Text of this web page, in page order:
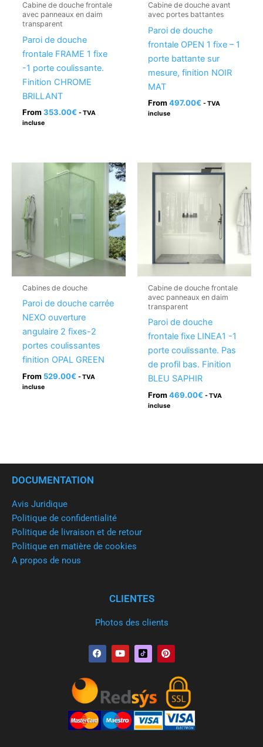
Cabine de douche frontale
avec panneaux en daim
transparent
Paroi de douche
frontale FRAME 1 fixe
-1 porte coulissante.
Finition CHROME
BRILLANT
From 353.00€ - TVA
incluse
Cabine de douche avant
avec portes battantes
Paroi de douche
frontale OPEN 1 fixe – 1
porte battante sur
mesure, finition NOIR
MAT
From 497.00€ - TVA
incluse
Cabines de douche
Paroi de douche carrée
NEXO ouverture
angulaire 2 fixes-2
portes coulissantes
finition OPAL GREEN
From 529.00€ - TVA
incluse
Cabine de douche frontale
avec panneaux en daim
transparent
Paroi de douche
frontale fixe LINEA1 -1
porte coulissante. Pas
de profil bas. Finition
BLEU SAPHIR
From 469.00€ - TVA
incluse
DOCUMENTATION
Avis Juridique
Politique de confidentialité
Politique de livraison et de retour
Politique en matière de cookies
A propos de nous
CLIENTES
Photos des clients
F
a
c
b
o
o
k
Y
o
u
b
e
P
i
n
e
r
e
s
t